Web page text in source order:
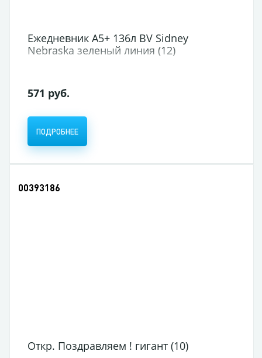
Ежедневник А5+ 136л BV Sidney
Nebraska зеленый линия (12)
571 руб.
ПОДРОБНЕЕ
00393186
Откр. Поздравляем ! гигант (10)